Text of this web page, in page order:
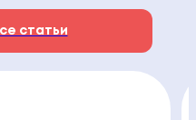
статьи